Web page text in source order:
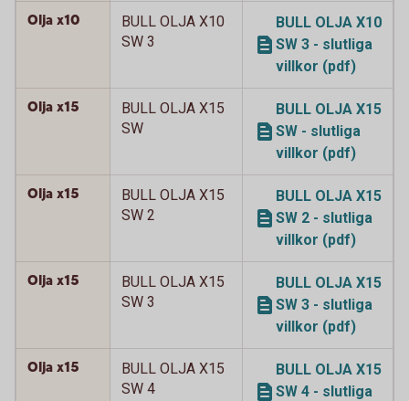
Olja x10
BULL OLJA X10
SW 3
BULL OLJA X10
SW 3 - slutliga
villkor (pdf)
Olja x15
BULL OLJA X15
SW
BULL OLJA X15
SW - slutliga
villkor (pdf)
Olja x15
BULL OLJA X15
SW 2
BULL OLJA X15
SW 2 - slutliga
villkor (pdf)
Olja x15
BULL OLJA X15
SW 3
BULL OLJA X15
SW 3 - slutliga
villkor (pdf)
Olja x15
BULL OLJA X15
SW 4
BULL OLJA X15
SW 4 - slutliga